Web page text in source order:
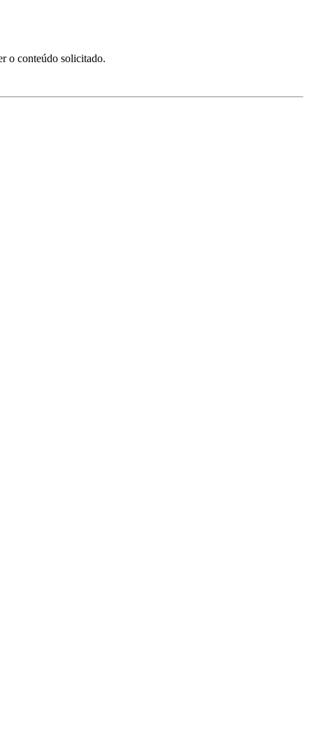
o conteúdo solicitado.